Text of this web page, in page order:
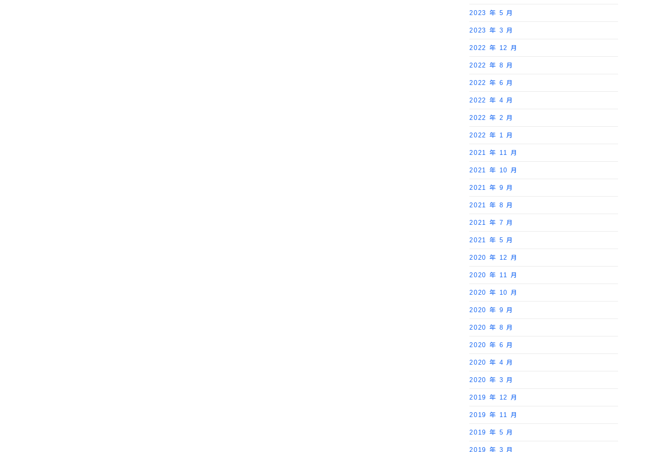
2023 年 5 月
2023 年 3 月
2022 年 12 月
2022 年 8 月
2022 年 6 月
2022 年 4 月
2022 年 2 月
2022 年 1 月
2021 年 11 月
2021 年 10 月
2021 年 9 月
2021 年 8 月
2021 年 7 月
2021 年 5 月
2020 年 12 月
2020 年 11 月
2020 年 10 月
2020 年 9 月
2020 年 8 月
2020 年 6 月
2020 年 4 月
2020 年 3 月
2019 年 12 月
2019 年 11 月
2019 年 5 月
2019 年 3 月